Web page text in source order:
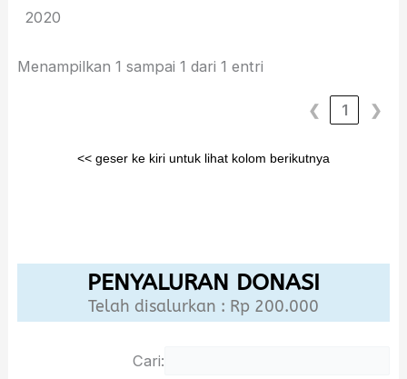
2020
Menampilkan 1 sampai 1 dari 1 entri
❮ 1 ❯
<< geser ke kiri untuk lihat kolom berikutnya
PENYALURAN DONASI
Telah disalurkan : Rp 200.000
Cari: